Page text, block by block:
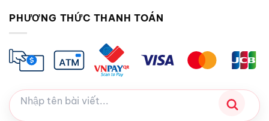
PHƯƠNG THỨC THANH TOÁN